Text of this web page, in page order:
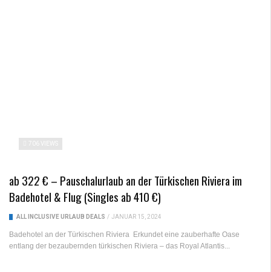
706 VIEWS
ab 322 € – Pauschalurlaub an der Türkischen Riviera im
Badehotel & Flug (Singles ab 410 €)
ALL INCLUSIVE URLAUB DEALS / JANUAR 15, 2024
Badehotel an der Türkischen Riviera Erkundet eine zauberhafte Oase
entlang der bezaubernden türkischen Riviera – das Royal Atlantis...